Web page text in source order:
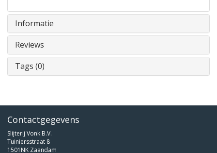
Informatie
Reviews
Tags (0)
Contactgegevens
Slijterij Vonk B.V.
Tuiniersstraat 8
1501NK Zaandam